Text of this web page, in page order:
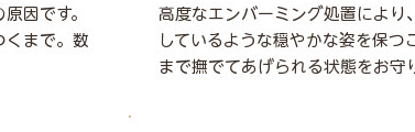
因です。
くまで。数
高度なエンバーミング処置により
しているような穏やかな姿を保つ
まで撫でてあげられる状態をお守